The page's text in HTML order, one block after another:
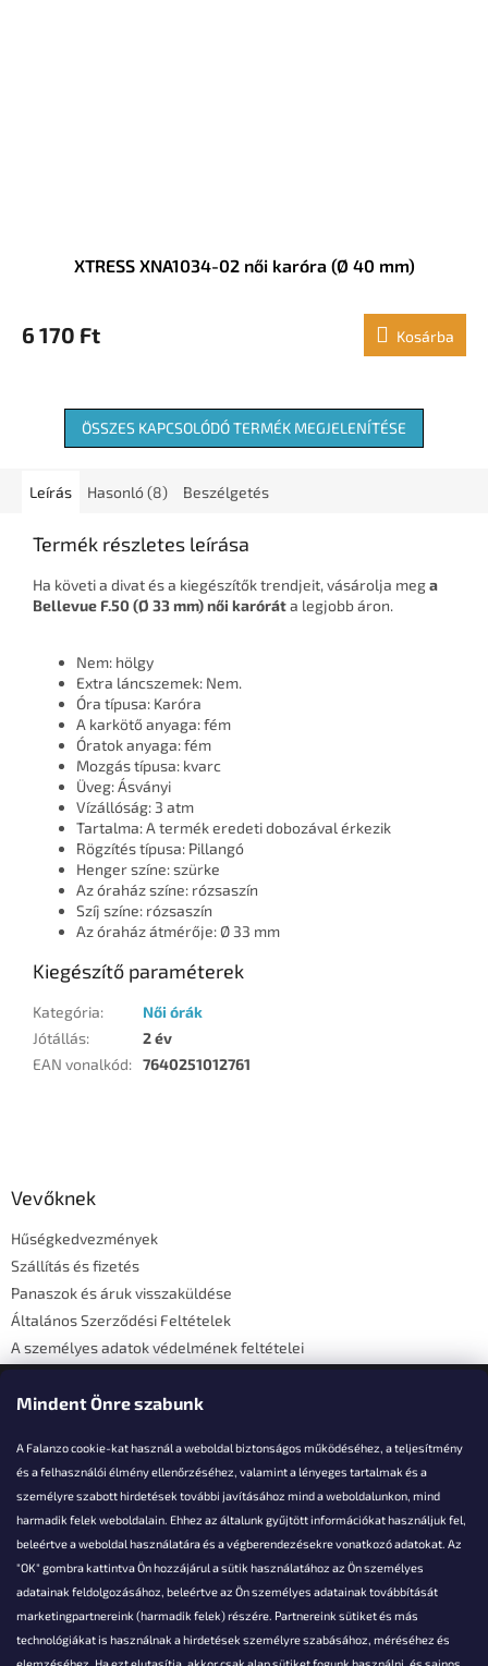
Mindent Önre szabunk
A Falanzo cookie-kat használ a weboldal biztonságos működéséhez, a teljesítmény
és a felhasználói élmény ellenőrzéséhez, valamint a lényeges tartalmak és a
személyre szabott hirdetések további javításához mind a weboldalunkon, mind
harmadik felek weboldalain. Ehhez az általunk gyűjtött információkat használjuk fel,
beleértve a weboldal használatára és a végberendezésekre vonatkozó adatokat. Az
"OK" gombra kattintva Ön hozzájárul a sütik használatához az Ön személyes
adatainak feldolgozásához, beleértve az Ön személyes adatainak továbbítását
marketingpartnereink (harmadik felek) részére. Partnereink sütiket és más
technológiákat is használnak a hirdetések személyre szabásához, méréséhez és
XTRESS XNA1034-02 női karóra (Ø 40 mm)
6 170 Ft Kosárba
ÖSSZES KAPCSOLÓDÓ TERMÉK MEGJELENÍTÉSE
Leírás Hasonló (8) Beszélgetés
Termék részletes leírása
Ha követi a divat és a kiegészítők trendjeit, vásárolja mega
Bellevue F.50 (Ø 33 mm) női karóráta legjobb áron.
Nem: hölgy
Extra láncszemek: Nem.
Óra típusa: Karóra
A karkötő anyaga: fém
Óratok anyaga: fém
Mozgás típusa: kvarc
Üveg: Ásványi
Vízállóság: 3 atm
Tartalma: A termék eredeti dobozával érkezik
Rögzítés típusa: Pillangó
Henger színe: szürke
Az óraház színe: rózsaszín
Szíj színe: rózsaszín
Az óraház átmérője: Ø 33 mm
Kiegészítő paraméterek
Kategória:
Női órák
Jótállás:
2 év
EAN vonalkód: 7640251012761
Vevőknek
Hűségkedvezmények
Szállítás és fizetés
Panaszok és áruk visszaküldése
Általános Szerződési Feltételek
A személyes adatok védelmének feltételei
Elérhetőségi adatok
Akarsz kérdezni valamit?
info@falanzo.hu